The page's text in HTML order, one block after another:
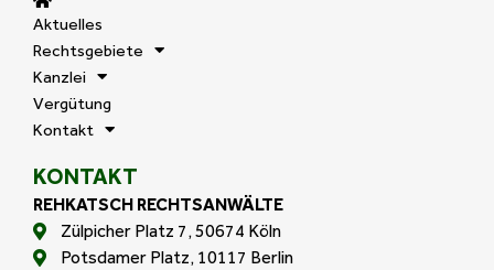
Aktuelles
Rechtsgebiete
Kanzlei
Vergütung
Kontakt
KONTAKT
REHKATSCH RECHTSANWÄLTE
Zülpicher Platz 7, 50674 Köln
Potsdamer Platz, 10117 Berlin